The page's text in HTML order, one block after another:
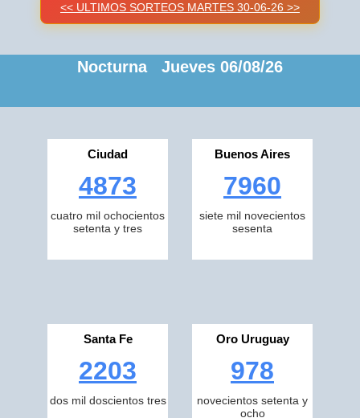
<< ULTIMOS SORTEOS MARTES 30-06-26 >>
Nocturna Jueves 06/08/26
Ciudad
4873
cuatro mil ochocientos
setenta y tres
Buenos Aires
7960
siete mil novecientos
sesenta
Santa Fe
2203
dos mil doscientos tres
Oro Uruguay
978
novecientos setenta y
ocho